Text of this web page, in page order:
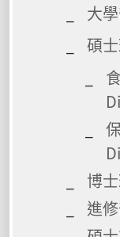
大
碩
博
進